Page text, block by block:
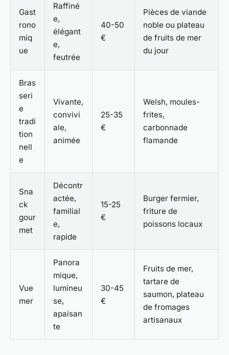
Gast
rono
miq
ue
Raffiné
e,
élégant
e,
feutrée
40-50
€
Pièces de viande
noble ou plateau
de fruits de mer
du jour
Bras
seri
e
tradi
tion
nell
e
Vivante,
convivi
ale,
animée
25-35
€
Welsh, moules-
frites,
carbonnade
flamande
Sna
ck
gour
met
Décontr
actée,
familial
e,
rapide
15-25
€
Burger fermier,
friture de
poissons locaux
Vue
mer
Panora
mique,
lumineu
se,
apaisan
te
30-45
€
Fruits de mer,
tartare de
saumon, plateau
de fromages
artisanaux